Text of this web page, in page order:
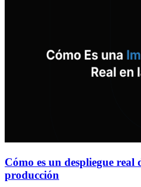
Cómo es un despliegue
producción